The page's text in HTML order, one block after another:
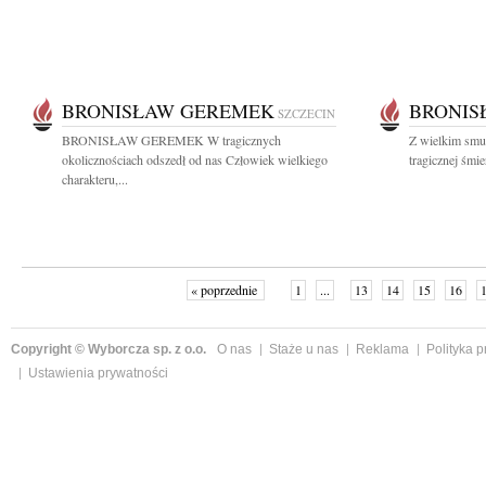
BRONISŁAW GEREMEK SZCZECIN
BRONISŁAW GEREMEK W tragicznych
okolicznościach odszedł od nas Człowiek wielkiego
charakteru,...
Z wielkim
tragicznej
« poprzednie 1 ... 13 14 15 16
Copyright © Wyborcza sp. z o.o. O nas Staże u nas Reklama
Polityka
Ustawienia prywatności